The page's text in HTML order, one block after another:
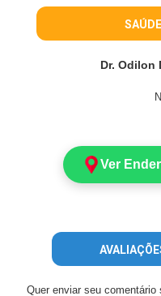
Dr. Odilon
Ver
Quer enviar seu